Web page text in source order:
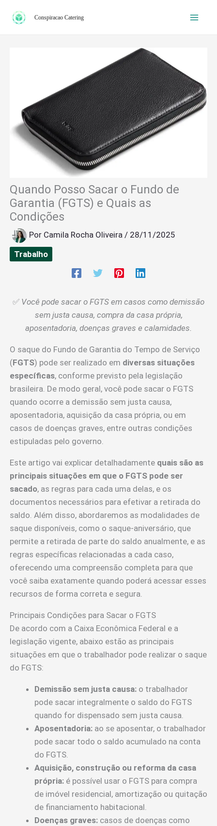
para
Conspiracao Catering
Quando Posso Sacar o Fundo de
Garantia (FGTS) e Quais as
Condições
Por Camila Rocha Oliveira / 28/11/2025
Trabalho
✅ Você pode sacar o FGTS em casos como demissão
sem justa causa, compra da casa própria,
aposentadoria, doenças graves e calamidades.
O saque do Fundo de Garantia do Tempo de Serviço
(FGTS) pode ser realizado em diversas situações
específicas, conforme previsto pela legislação
brasileira. De modo geral, você pode sacar o FGTS
quando ocorre a demissão sem justa causa,
aposentadoria, aquisição da casa própria, ou em
casos de doenças graves, entre outras condições
estipuladas pelo governo.
Este artigo vai explicar detalhadamente quais são as
principais situações em que o FGTS pode ser
sacado, as regras para cada uma delas, e os
documentos necessários para efetivar a retirada do
saldo. Além disso, abordaremos as modalidades de
saque disponíveis, como o saque-aniversário, que
permite a retirada de parte do saldo anualmente, e as
regras específicas relacionadas a cada caso,
oferecendo uma compreensão completa para que
você saiba exatamente quando poderá acessar esses
recursos de forma correta e segura.
Principais Condições para Sacar o FGTS
De acordo com a Caixa Econômica Federal e a
legislação vigente, abaixo estão as principais
situações em que o trabalhador pode realizar o saque
do FGTS:
Demissão sem justa causa: o trabalhador
pode sacar integralmente o saldo do FGTS
quando for dispensado sem justa causa.
Aposentadoria: ao se aposentar, o trabalhador
pode sacar todo o saldo acumulado na conta
do FGTS.
Aquisição, construção ou reforma da casa
própria: é possível usar o FGTS para compra
de imóvel residencial, amortização ou quitação
de financiamento habitacional.
Doenças graves: casos de doenças como